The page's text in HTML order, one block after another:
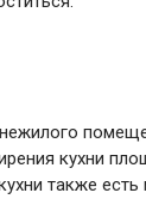
кухни
также